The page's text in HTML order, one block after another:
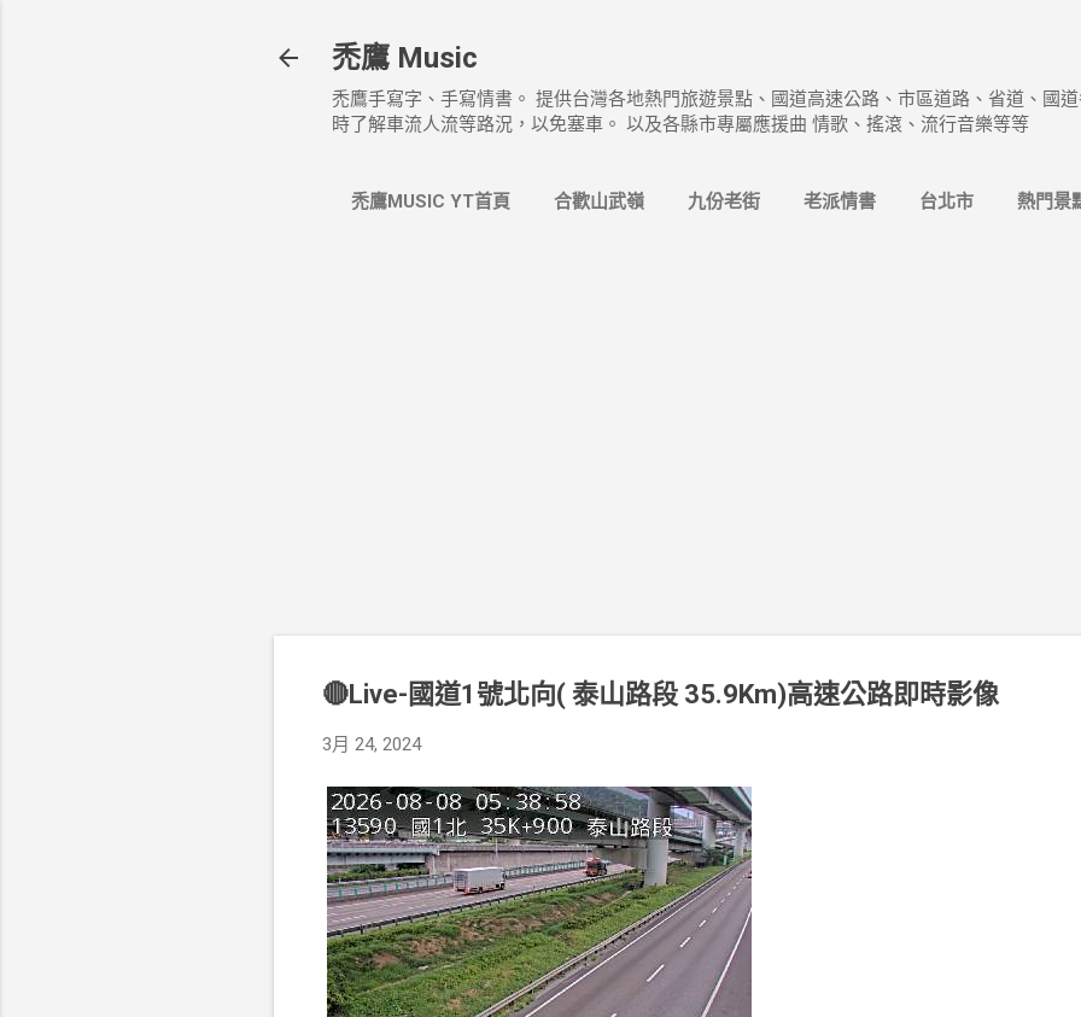
禿鷹 Music
禿鷹手寫字、手寫情書。 提供台灣各地熱門旅遊景點、國道高速公路、市區道路、省道、國
時了解車流人流等路況，以免塞車。 以及各縣市專屬應援曲 情歌、搖滾、流行音樂等等
禿鷹MUSIC YT首頁 合歡山武嶺 九份老街 老派情書 台北市 熱門景
🔴Live-國道1號北向( 泰山路段 35.9Km)高速公路即時影像
3月 24, 2024